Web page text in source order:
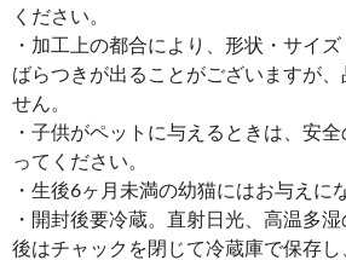
ください。
・加工上の都合により、形状・サイ
ばらつきが出ることがございますが、
せん。
・子供がペットに与えるときは、安
ってください。
・生後6ヶ月未満の幼猫にはお与えに
・開封後要冷蔵。直射日光、高温多
後はチャックを閉じて冷蔵庫で保存